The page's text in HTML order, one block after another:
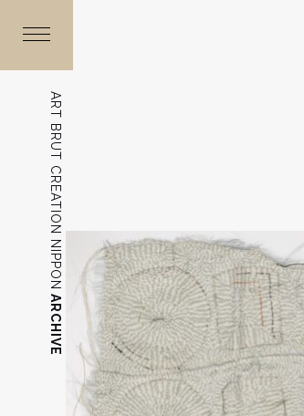
ART BRUT CREATION NIPPON
ARCHIVE 無題
野間口 桂介